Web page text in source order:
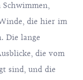
die hier im
Die lange
die vom
sind, und die